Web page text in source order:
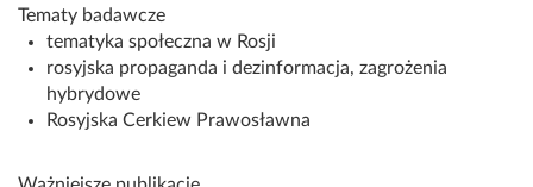
Tematy badawcze
tematyka społeczna w Rosji
rosyjska propaganda i dezinformacja, zagrożenia
hybrydowe
Rosyjska Cerkiew Prawosławna